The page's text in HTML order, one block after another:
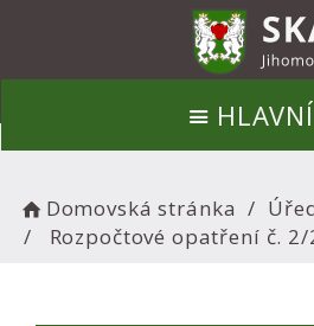
Domovská stránka
Rozpočtové opatření č. 2/